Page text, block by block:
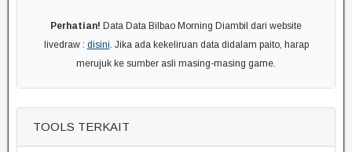
Perhatian! Data Data Bilbao Morning Diambil dari website
livedraw : disini. Jika ada kekeliruan data didalam paito, harap
merujuk ke sumber asli masing-masing game.
TOOLS TERKAIT